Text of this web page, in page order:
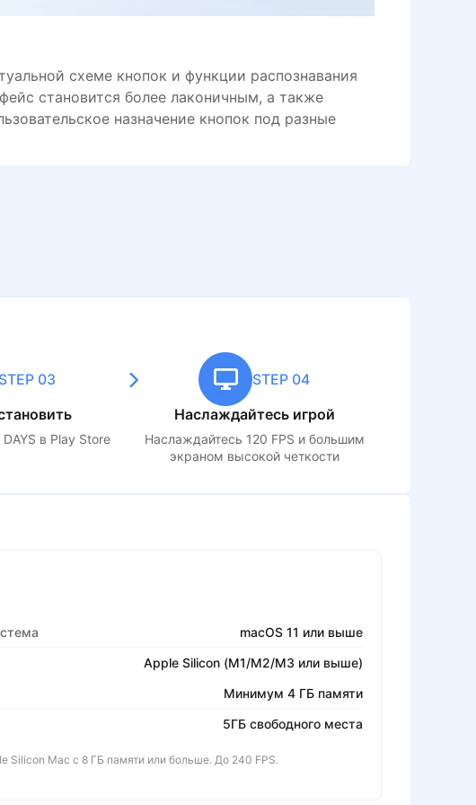
схеме кнопок и функции распознавания
становится более лаконичным, а также
назначение кнопок под разные
03
DAYS в Play Store
STEP 04
Наслаждайтесь игрой
Наслаждайтесь 120 FPS и большим
экраном высокой четкости
macOS 11 или выше
Apple Silicon (M1/M2/M3 или выше)
Минимум 4 ГБ памяти
5ГБ свободного места
Silicon Mac с 8 ГБ памяти или больше. До 240 FPS.